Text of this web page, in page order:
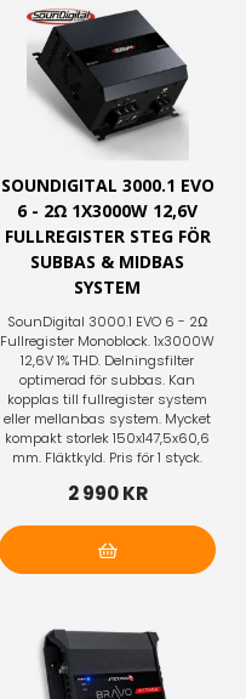
SOUNDIGITAL 3000.1 EVO
6 - 2Ω 1X3000W 12,6V
FULLREGISTER STEG FÖR
SUBBAS & MIDBAS
SYSTEM
SounDigital 3000.1 EVO 6 - 2Ω
Fullregister Monoblock. 1x3000W
12,6V 1% THD. Delningsfilter
optimerad för subbas. Kan
kopplas till fullregister system
eller mellanbas system. Mycket
kompakt storlek 150x147,5x60,6
mm. Fläktkyld. Pris för 1 styck.
2 990 KR